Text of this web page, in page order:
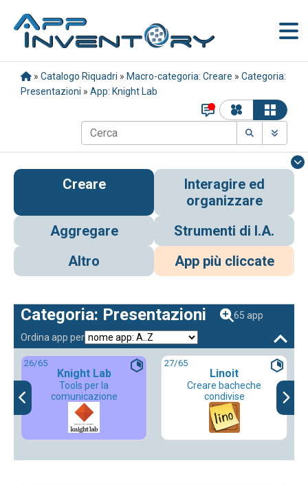
» Catalogo Riquadri » Macro-categoria: Creare » Categoria:
Presentazioni » App: Knight Lab
Creare
Interagire ed
organizzare
Aggregare
Strumenti di I.A.
Altro
App più cliccate
Categoria: Presentazioni
65 app
Ordina app per
26/65
Knight Lab
Tools per la
comunicazione
27/65
Linoit
Creare bacheche
condivise